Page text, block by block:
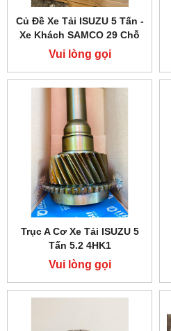
Củ Đề Xe Tải ISUZU 5 Tấn -
Xe Khách SAMCO 29 Chỗ
4HK1 5.2
Vui lòng gọi
Trục A Cơ Xe Tải ISUZU 5
Tấn 5.2 4HK1
Vui lòng gọi